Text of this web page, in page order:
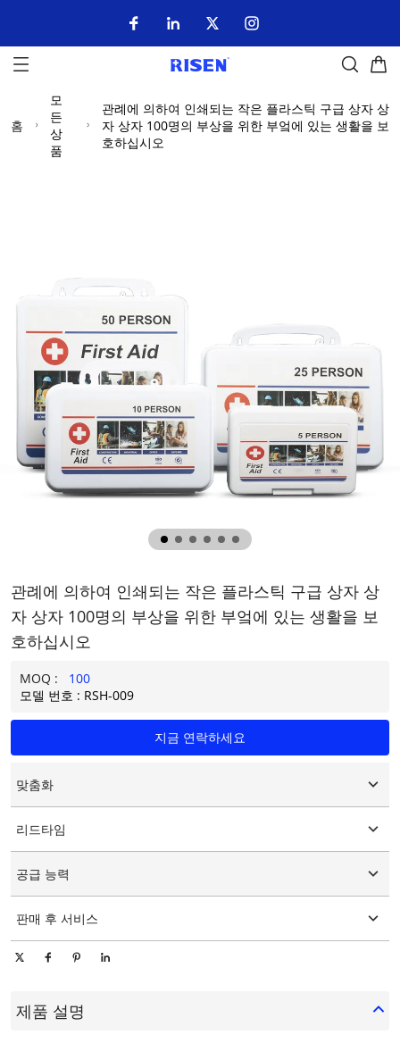
홈
모
든
상
품
관례에 의하여 인쇄되는 작은 플라스틱 구급 상자 상
자 상자 100명의 부상을 위한 부엌에 있는 생활을 보
호하십시오
관례에 의하여 인쇄되는 작은 플라스틱 구급 상자 상
자 상자 100명의 부상을 위한 부엌에 있는 생활을 보
호하십시오
MOQ :
100
모델 번호 : RSH-009
지금 연락하세요
맞춤화
맞춤형 포장
리드타임
공급 능력
판매 후 서비스
제품 설명